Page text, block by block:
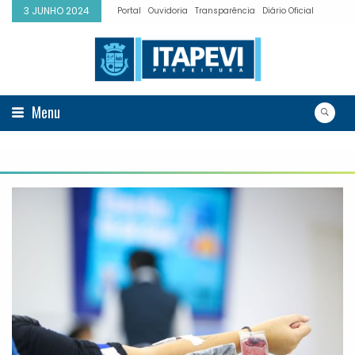
3 JUNHO 2024 Portal Ouvidoria Transparência Diário Oficial
Menu